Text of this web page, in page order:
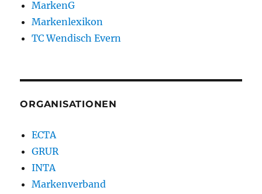
MarkenG
Markenlexikon
TC Wendisch Evern
ORGANISATIONEN
ECTA
GRUR
INTA
Markenverband